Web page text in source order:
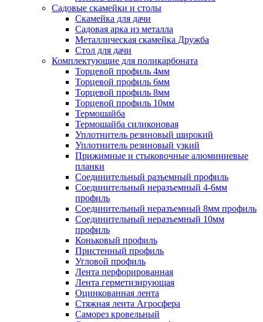
Садовые скамейки и столы
Скамейка для дачи
Садовая арка из металла
Металлическая скамейка Дружба
Стол для дачи
Комплектующие для поликарбоната
Торцевой профиль 4мм
Торцевой профиль 6мм
Торцевой профиль 8мм
Торцевой профиль 10мм
Термошайба
Термошайба силиконовая
Уплотнитель резиновый широкий
Уплотнитель резиновый узкий
Прижимные и стыковочные алюминиевые
планки
Соединительный разъемный профиль
Соединительный неразъемный 4-6мм
профиль
Соединительный неразъемный 8мм профиль
Соединительный неразъемный 10мм
профиль
Коньковый профиль
Пристенный профиль
Угловой профиль
Лента перфорированная
Лента герметизирующая
Оцинкованная лента
Стяжная лента Агросфера
Саморез кровельный